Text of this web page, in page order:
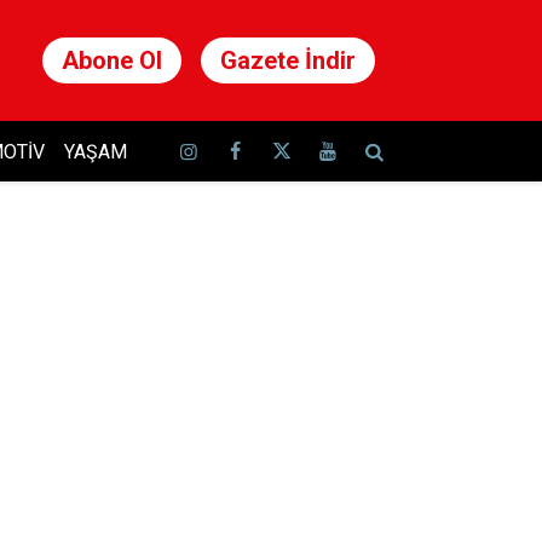
Abone Ol Gazete İndir
YAŞAM